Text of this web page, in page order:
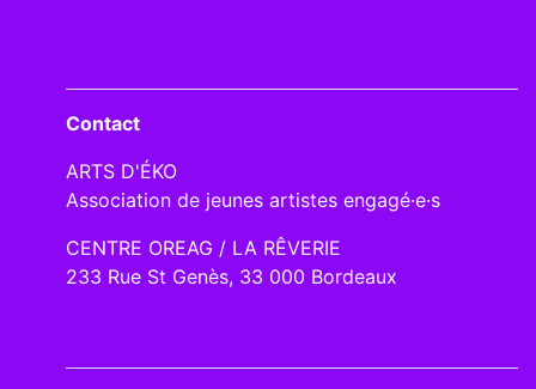
Contact
ARTS D'ÉKO
Association de jeunes artistes engagé·e·s
CENTRE OREAG / LA RÊVERIE
233 Rue St Genès, 33 000 Bordeaux